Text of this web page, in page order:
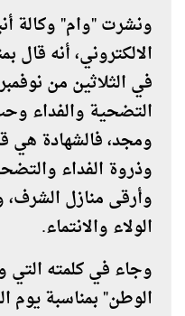
ونشرت "وام" وكالة
الالكتروني، أنه قال
في الثلاثين من
التضحية والفداء
ومجد، فالشهادة هي
وذروة الفداء
وأرقى منازل الشرف،
الولاء والانتماء.
وجاء في كلمته التي
الوطن" بمناسبة يوم